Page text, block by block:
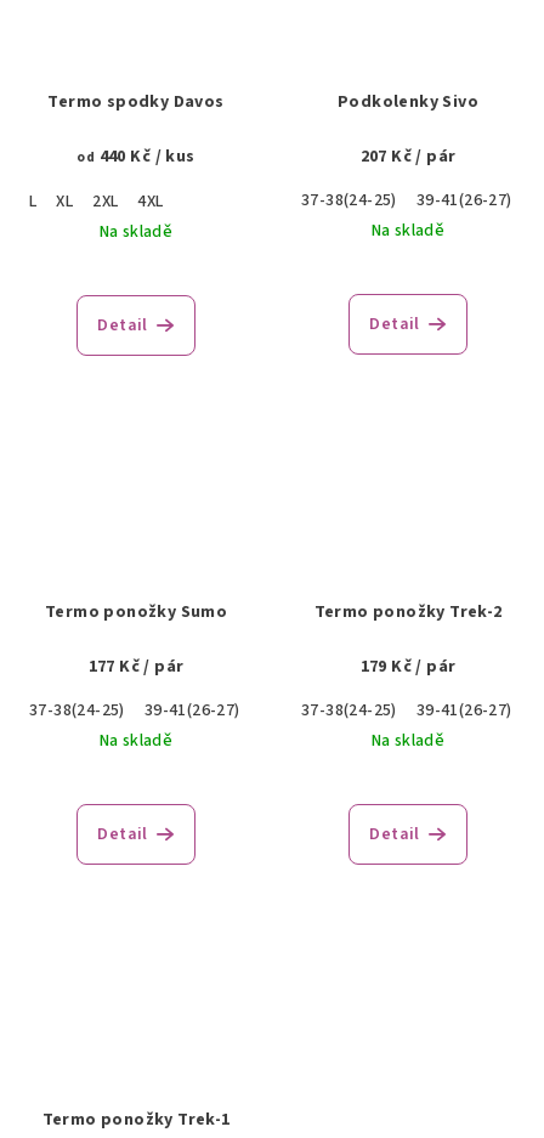
Termo spodky Davos
od 440 Kč / kus
L
XL 2XL
4XL
Na skladě
Detail
Podkolenky Sivo
207 Kč/ pár
37-38(24-25)
39-41(26-27)
Na skladě
Detail
Termo ponožky Sumo
177 Kč/ pár
37-38(24-25)
39-41(26-27) 42-43(28-29)
45-47(30-31)
Na skladě
Detail
Termo ponožky Trek-2
179 Kč/ pár
37-38(24-25)
39-41(26-27)
Na skladě
Detail
Termo ponožky Trek-1